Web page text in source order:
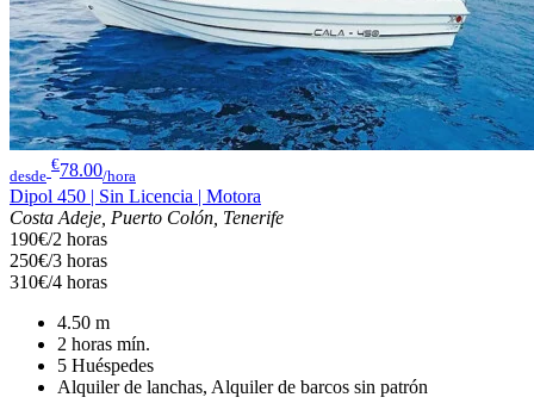
desde
€78.00/hora
Dipol 450 | Sin Licencia | Motora
Costa Adeje, Puerto Colón, Tenerife
190€/2 horas
250€/3 horas
310€/4 horas
4.50 m
2 horas mín.
5 Huéspedes
Alquiler de lanchas, Alquiler de barcos sin patrón